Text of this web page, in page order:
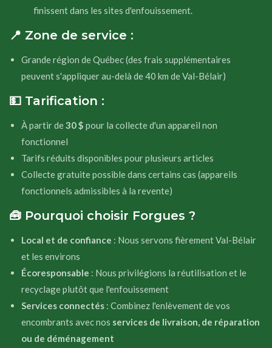
finissent dans les sites d'enfouissement.
📍 Zone de service :
Grande région de Québec (des frais supplémentaires
peuvent s'appliquer au-delà de 40 km de Val-Bélair)
💵 Tarification :
À partir de30 $ pour la collecte d'un appareil non
fonctionnel
Tarifs réduits disponibles pour plusieurs articles
Collecte gratuite possible dans certains cas (appareils
fonctionnels admissibles à la revente)
🧰 Pourquoi choisir Forgues ?
Local et de confiance : Nous servons fièrement Val-Bélair
et les environs
Écoresponsable : Nous privilégions la réutilisation et le
recyclage plutôt que l'enfouissement
Services connectés : Combinez l'enlèvement de vos
encombrants avec nos services de livraison, de réparation
ou de déménagement